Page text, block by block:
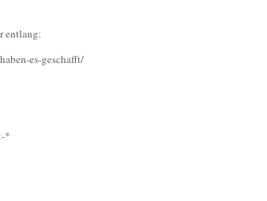
entlang:
es-geschafft/
*